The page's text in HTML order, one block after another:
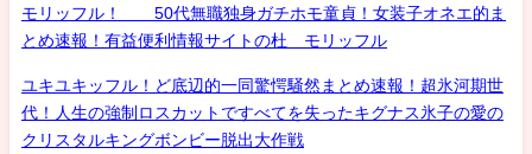
モリッフル！ 50代無職独身ガチホモ童貞！女装子オネエ的ま
とめ速報！有益便利情報サイトの杜 モリッフル
ユキユキッフル！ど底辺的一同驚愕騒然まとめ速報！超氷河期世
代！人生の強制ロスカットですべてを失ったキグナス氷子の愛の
クリスタルキングボンビー脱出大作戦